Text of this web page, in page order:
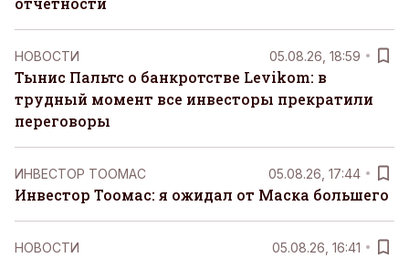
НОВОСТИ 05.08.26, 18:59
Тынис Пальтс о банкротстве Levikom: в
трудный момент все инвесторы прекратили
переговоры
ИНВЕСТОР ТООМАС 05.08.26, 17:44
Инвестор Тоомас: я ожидал от Маска большего
НОВОСТИ 05.08.26, 16:41